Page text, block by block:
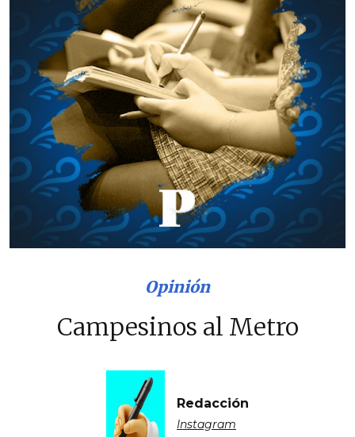
Opinión
Campesinos al Metro
Redacción
Instagram